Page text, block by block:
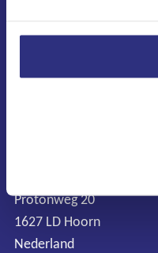
Protonweg 20
1627 LD Hoorn
Nederland